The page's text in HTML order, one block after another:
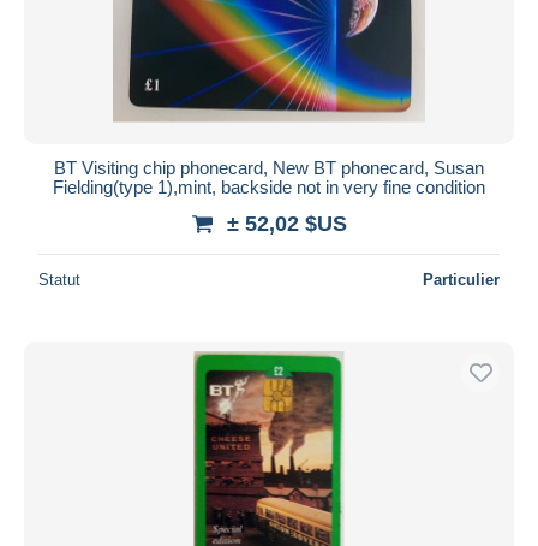
BT Visiting chip phonecard, New BT phonecard, Susan
Fielding(type 1),mint, backside not in very fine condition
± 52,02 $US
Statut Particulier